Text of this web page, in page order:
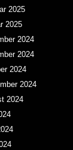
2025
2025
2024
2024
2024
2024
2024